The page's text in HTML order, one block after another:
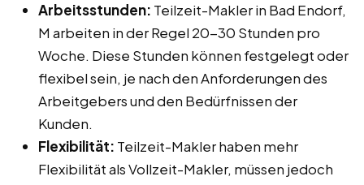
Arbeitsstunden: Teilzeit-Makler in Bad Endorf,
M arbeiten in der Regel 20-30 Stunden pro
Woche. Diese Stunden können festgelegt oder
flexibel sein, je nach den Anforderungen des
Arbeitgebers und den Bedürfnissen der
Kunden.
Flexibilität: Teilzeit-Makler haben mehr
Flexibilität als Vollzeit-Makler, müssen jedoch